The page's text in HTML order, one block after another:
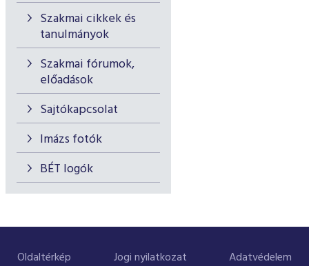
Szakmai cikkek és
tanulmányok
Szakmai fórumok,
előadások
Sajtókapcsolat
Imázs fotók
BÉT logók
Oldaltérkép Jogi nyilatkozat Adatvédelem